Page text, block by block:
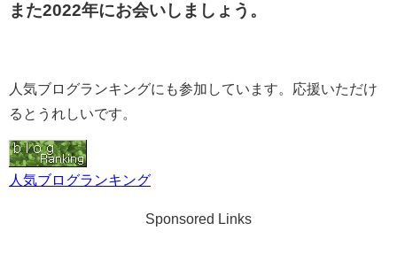
また2022年にお会いしましょう。
人気ブログランキングにも参加しています。応援いただけ
るとうれしいです。
人気ブログランキング
Sponsored Links